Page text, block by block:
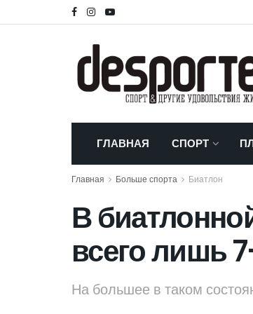
ГЛАВНАЯ СПОРТ
Главная Больше спорта Биатлон
В
всего лишь
На большее в таком